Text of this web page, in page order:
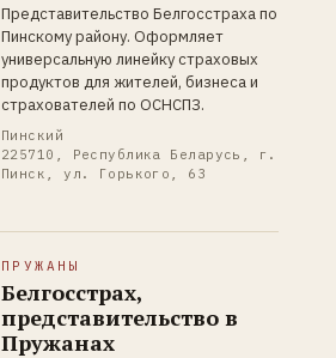
Представительство Белгосстраха по
Пинскому району. Оформляет
универсальную линейку страховых
продуктов для жителей, бизнеса и
страхователей по ОСНСПЗ.
Пинский
225710, Республика Беларусь, г.
Пинск, ул. Горького, 63
ПРУЖАНЫ
Белгосстрах,
представительство в
Пружанах